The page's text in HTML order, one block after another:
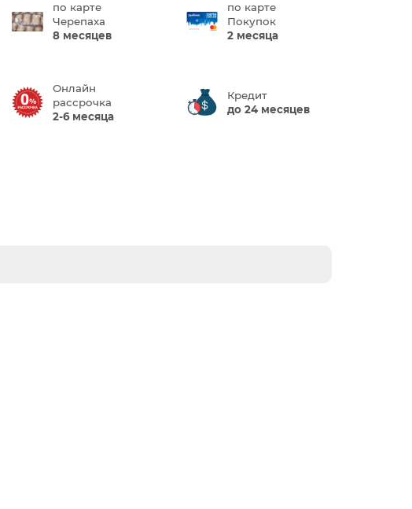
по карте
Черепаха
8 месяцев
по карте
Покупок
2 месяца
Онлайн
рассрочка
2-6 месяца
Кредит
до 24 месяцев